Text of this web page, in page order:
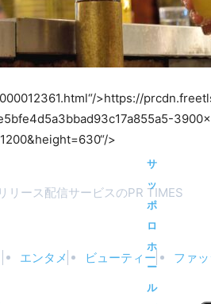
>https://
>
リース配信サービスのPR TIMES
エンタメ ビューティー ファ
サ
ッ
ポ
ロ
ホ
ー
ル